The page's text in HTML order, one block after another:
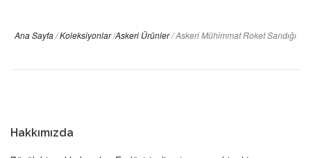
Ana Sayfa/Koleksiyonlar/Askeri Ürünler/Askeri Mühimmat Roket Sandığı
Hakkımızda